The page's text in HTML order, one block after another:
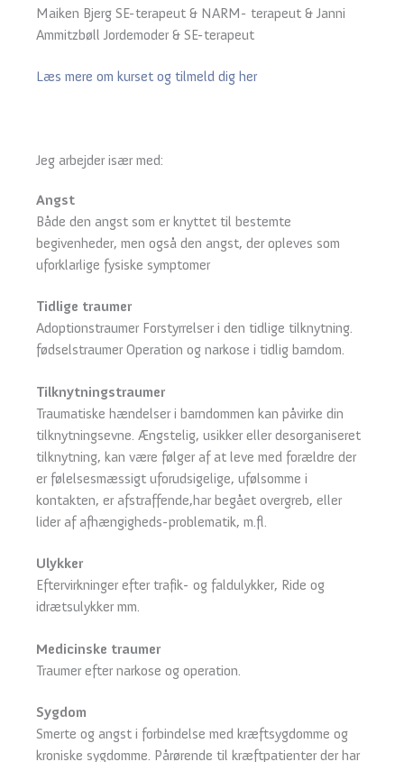
Maiken Bjerg SE-terapeut & NARM- terapeut & Janni
Ammitzbøll Jordemoder & SE-terapeut
Læs mere om kurset og tilmeld dig her
Jeg arbejder især med:
Angst
Både den angst som er knyttet til bestemte
begivenheder, men også den angst, der opleves som
uforklarlige fysiske symptomer
Tidlige traumer
Adoptionstraumer Forstyrrelser i den tidlige tilknytning.
fødselstraumer Operation og narkose i tidlig barndom.
Tilknytningstraumer
Traumatiske hændelser i barndommen kan påvirke din
tilknytningsevne. Ængstelig, usikker eller desorganiseret
tilknytning, kan være følger af at leve med forældre der
er følelsesmæssigt uforudsigelige, ufølsomme i
kontakten, er afstraffende,har begået overgreb, eller
lider af afhængigheds-problematik, m.fl.
Ulykker
Eftervirkninger efter trafik- og faldulykker, Ride og
idrætsulykker mm.
Medicinske traumer
Traumer efter narkose og operation.
Sygdom
Smerte og angst i forbindelse med kræftsygdomme og
kroniske sygdomme. Pårørende til kræftpatienter der har